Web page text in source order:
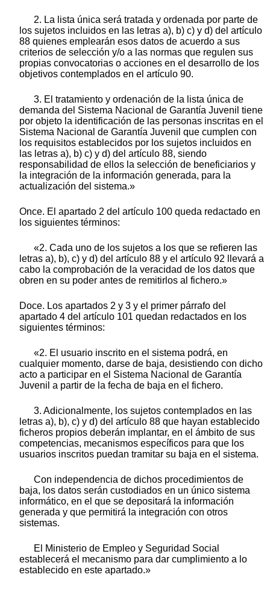
2. La lista única será tratada y ordenada por parte de
los sujetos incluidos en las letras a), b) c) y d) del artículo
88 quienes emplearán esos datos de acuerdo a sus
criterios de selección y/o a las normas que regulen sus
propias convocatorias o acciones en el desarrollo de los
objetivos contemplados en el artículo 90.
3. El tratamiento y ordenación de la lista única de
demanda del Sistema Nacional de Garantía Juvenil tiene
por objeto la identificación de las personas inscritas en el
Sistema Nacional de Garantía Juvenil que cumplen con
los requisitos establecidos por los sujetos incluidos en
las letras a), b) c) y d) del artículo 88, siendo
responsabilidad de ellos la selección de beneficiarios y
la integración de la información generada, para la
actualización del sistema.»
Once. El apartado 2 del artículo 100 queda redactado en
los siguientes términos:
«2. Cada uno de los sujetos a los que se refieren las
letras a), b), c) y d) del artículo 88 y el artículo 92 llevará a
cabo la comprobación de la veracidad de los datos que
obren en su poder antes de remitirlos al fichero.»
Doce. Los apartados 2 y 3 y el primer párrafo del
apartado 4 del artículo 101 quedan redactados en los
siguientes términos:
«2. El usuario inscrito en el sistema podrá, en
cualquier momento, darse de baja, desistiendo con dicho
acto a participar en el Sistema Nacional de Garantía
Juvenil a partir de la fecha de baja en el fichero.
3. Adicionalmente, los sujetos contemplados en las
letras a), b), c) y d) del artículo 88 que hayan establecido
ficheros propios deberán implantar, en el ámbito de sus
competencias, mecanismos específicos para que los
usuarios inscritos puedan tramitar su baja en el sistema.
Con independencia de dichos procedimientos de
baja, los datos serán custodiados en un único sistema
informático, en el que se depositará la información
generada y que permitirá la integración con otros
sistemas.
El Ministerio de Empleo y Seguridad Social
establecerá el mecanismo para dar cumplimiento a lo
establecido en este apartado.»